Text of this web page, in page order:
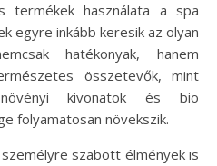
termékek használata a spa
egyre inkább keresik az olyan
hatékonyak, hanem
összetevők, mint
kivonatok és bio
folyamatosan növekszik.
szabott élmények is